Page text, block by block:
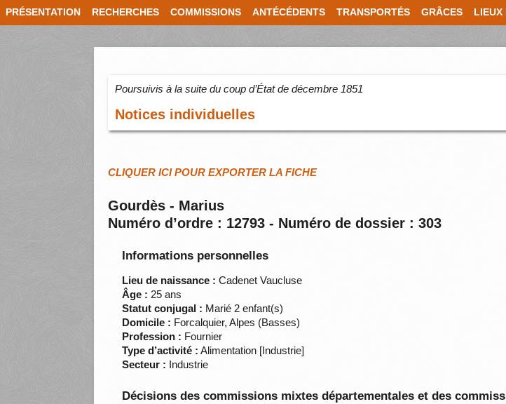
PRÉSENTATION RECHERCHES COMMISSIONS ANTÉCÉDENTS TRANSPORTÉS GRÂCES LIEUX
Poursuivis à la suite du coup d’État de décembre 1851
Notices individuelles
CLIQUER ICI POUR EXPORTER LA FICHE
Gourdès - Marius
Numéro d’ordre : 12793 - Numéro de dossier : 303
Informations personnelles
Lieu de naissance : Cadenet Vaucluse
Âge : 25 ans
Statut conjugal : Marié 2 enfant(s)
Domicile : Forcalquier, Alpes (Basses)
Profession : Fournier
Type d’activité : Alimentation [Industrie]
Secteur : Industrie
Décisions des commissions mixtes départementales et des